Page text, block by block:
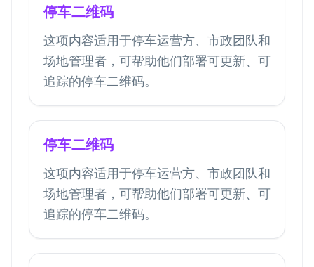
停车二维码
这项内容适用于停车运营方、市政团队和
场地管理者，可帮助他们部署可更新、可
追踪的停车二维码。
停车二维码
这项内容适用于停车运营方、市政团队和
场地管理者，可帮助他们部署可更新、可
追踪的停车二维码。